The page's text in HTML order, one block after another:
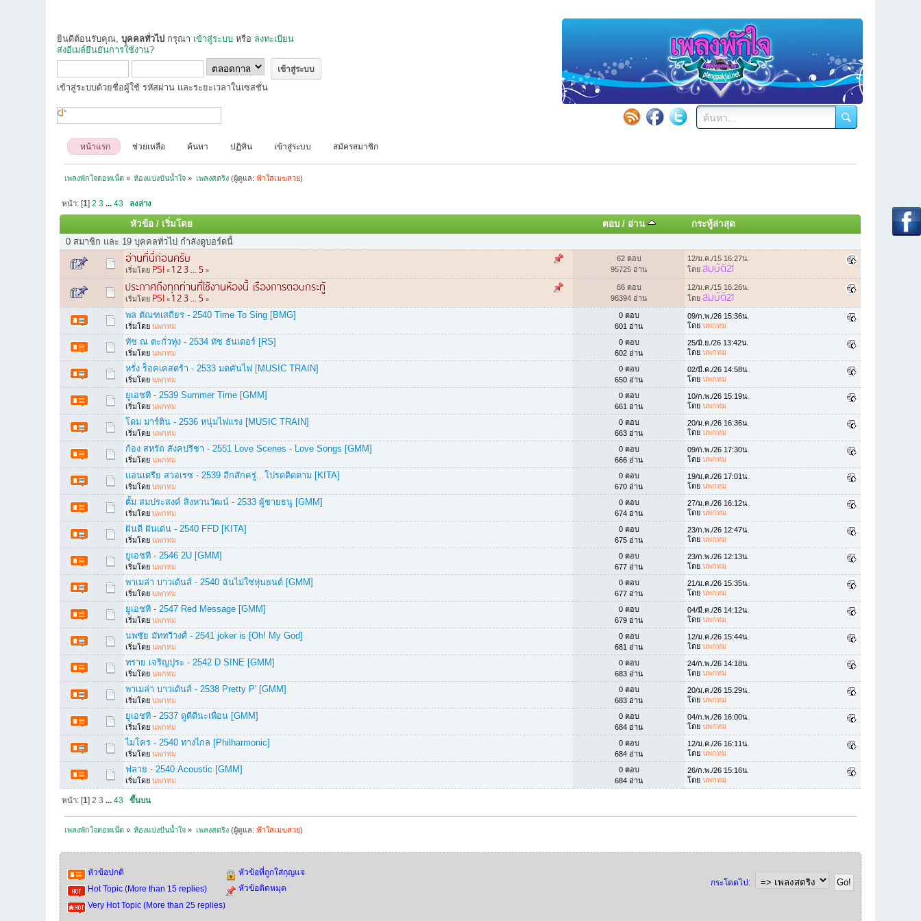
ยินดีต้อนรับคุณ,บุคคลทั่วไป กรุณา เข้าสู่ระบบ หรือ ลงทะเบียน
ส่งอีเมล์ยืนยันการใช้งาน?
เข้าสู่ระบบด้วยชื่อผู้ใช้ รหัสผ่าน และระยะเวลาในเซสชั่น
หน้าแรก ช่วยเหลือ ค้นหา ปฏิทิน เข้าสู่ระบบ สมัครสมาชิก
เพลงพักใจดอทเน็ต» ห้องแบ่งปันน้ำใจ » เพลงสตริง(ผู้ดูแล: ฟ้าใสเมฆสวย)
หน้า: [1] 2 3 ... 43 ลงล่าง
หัวข้อ/ เริ่มโดย ตอบ/ อ่าน
กระทู้ล่าสุด
0 สมาชิก และ 19 บุคคลทั่วไป กำลังดูบอร์ดนี้
อ่านที่นี่ก่อนครับ
เริ่มโดย PSI « 123 ... 5 »
62 ตอบ
95725 อ่าน
12/ม.ค./15 16:27น.
โดยสมบัติ21
ประกาศถึงทุกท่านที่ใช้งานห้องนี้ เรืองการตอบกระทู้
เริ่มโดย PSI « 123 ... 5 »
66 ตอบ
96394 อ่าน
12/ม.ค./15 16:26น.
โดยสมบัติ21
พล ตัณฑเสถียร - 2540 Time To Sing [BMG]
เริ่มโดยนพกทม
0 ตอบ
601 อ่าน
09/ก.พ./26 15:36น.
โดยนพกทม
ทัช ณ ตะกั่วทุ่ง - 2534 ทัช ธันเดอร์ [RS]
เริ่มโดยนพกทม
0 ตอบ
602 อ่าน
25/มิ.ย./26 13:42น.
โดยนพกทม
หรั่ง ร็อคเคสตร้า - 2533 มดคันไฟ [MUSIC TRAIN]
เริ่มโดยนพกทม
0 ตอบ
650 อ่าน
02/มี.ค./26 14:58น.
โดยนพกทม
ยูเอชที - 2539 Summer Time [GMM]
เริ่มโดยนพกทม
0 ตอบ
661 อ่าน
10/ก.พ./26 15:19น.
โดยนพกทม
โดม มาร์ติน - 2536 หนุ่มไฟแรง [MUSIC TRAIN]
เริ่มโดยนพกทม
0 ตอบ
663 อ่าน
20/ม.ค./26 16:36น.
โดยนพกทม
ก้อง สหรัถ สังคปรีชา - 2551 Love Scenes - Love Songs [GMM]
เริ่มโดยนพกทม
0 ตอบ
666 อ่าน
09/ก.พ./26 17:30น.
โดยนพกทม
แอนเดรีย สวอเรซ - 2539 อีกสักครู่...โปรดติดตาม [KITA]
เริ่มโดยนพกทม
0 ตอบ
670 อ่าน
19/ม.ค./26 17:01น.
โดยนพกทม
ตั้ม สมประสงค์ สิงหวนวัฒน์ - 2533 ผู้ชายธนู [GMM]
เริ่มโดยนพกทม
0 ตอบ
674 อ่าน
27/ม.ค./26 16:12น.
โดยนพกทม
ฝันดี ฝันเด่น - 2540 FFD [KITA]
เริ่มโดยนพกทม
0 ตอบ
675 อ่าน
23/ก.พ./26 12:47น.
โดยนพกทม
ยูเอชที - 2546 2U [GMM]
เริ่มโดยนพกทม
0 ตอบ
677 อ่าน
23/ก.พ./26 12:13น.
โดยนพกทม
พาเมล่า บาวเด้นส์ - 2540 ฉันไม่ใช่หุ่นยนต์ [GMM]
เริ่มโดยนพกทม
0 ตอบ
677 อ่าน
21/ม.ค./26 15:35น.
โดยนพกทม
ยูเอชที - 2547 Red Message [GMM]
เริ่มโดยนพกทม
0 ตอบ
679 อ่าน
04/มี.ค./26 14:12น.
โดยนพกทม
นพชัย มัททวีวงศ์ - 2541 joker is [Oh! My God]
เริ่มโดยนพกทม
0 ตอบ
681 อ่าน
12/ม.ค./26 15:44น.
โดยนพกทม
ทราย เจริญปุระ - 2542 D SINE [GMM]
เริ่มโดยนพกทม
0 ตอบ
683 อ่าน
24/ก.พ./26 14:18น.
โดยนพกทม
พาเมล่า บาวเด้นส์ - 2538 Pretty P' [GMM]
เริ่มโดยนพกทม
0 ตอบ
683 อ่าน
20/ม.ค./26 15:29น.
โดยนพกทม
ยูเอชที - 2537 ดูดีดีนะเพื่อน [GMM]
เริ่มโดยนพกทม
0 ตอบ
684 อ่าน
04/ก.พ./26 16:00น.
โดยนพกทม
ไมโคร - 2540 ทางไกล [Philharmonic]
เริ่มโดยนพกทม
0 ตอบ
684 อ่าน
12/ม.ค./26 16:11น.
โดยนพกทม
ฟลาย - 2540 Acoustic [GMM]
เริ่มโดยนพกทม
0 ตอบ
684 อ่าน
26/ก.พ./26 15:16น.
โดยนพกทม
หน้า: [ 1 2 3 ... 43 ขึ้นบน
เพลงพักใจดอทเน็ต» ห้องแบ่งปันน้ำใจ » เพลงสตริง(ผู้ดูแล: ฟ้าใสเมฆสวย)
กระโดดไป:
หัวข้อปกติ
Hot Topic (More than 15 replies)
Very Hot Topic (More than 25 replies)
หัวข้อที่ถูกใส่กุญแจ
หัวข้อติดหมุด